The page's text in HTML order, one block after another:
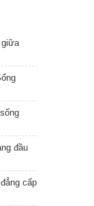
giữa
đầu
cấp